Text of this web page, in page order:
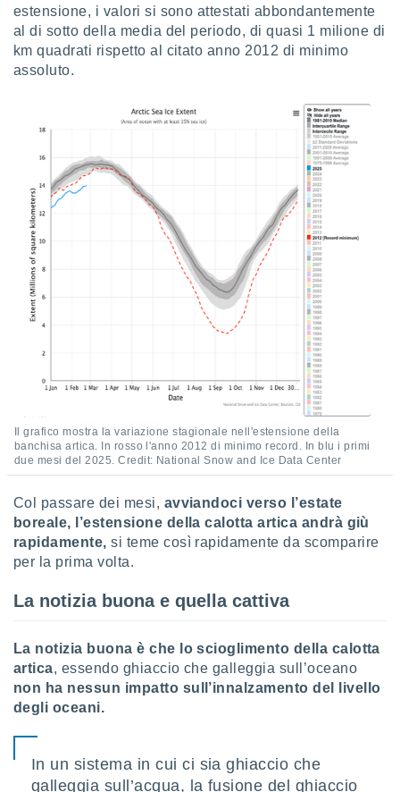
profili
il
o la
di
la
del
delle
degli
nostri
estensione, i valori si sono attestati abbondantemente
al di sotto della media del periodo, di quasi 1 milione di
km quadrati rispetto al citato anno 2012 di minimo
assoluto.
Il grafico mostra la variazione stagionale nell'estensione della
banchisa artica. In rosso l'anno 2012 di minimo record. In blu i primi
due mesi del 2025. Credit: National Snow and Ice Data Center
Col passare dei mesi, avviandoci verso l’estate
boreale, l’estensione della calotta artica andrà giù
rapidamente,si teme così rapidamente da scomparire
per la prima volta.
La notizia buona e quella cattiva
La notizia buona è che lo scioglimento della calotta
artica, essendo ghiaccio che galleggia sull’oceano
non ha nessun impatto sull’innalzamento del livello
degli oceani.
In un sistema in cui ci sia ghiaccio che
galleggia sull’acqua, la fusione del ghiaccio